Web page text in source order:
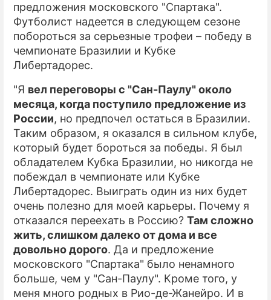
СЕРИАЛЫ
ИГРЫ
О ПРОЕКТЕ
предложения московского "Спартака".
Футболист надеется в следующем сезоне
побороться за серьезные трофеи – победу в
чемпионате Бразилии и Кубке
Либертадорес.
"Я вел переговоры с "Сан-Паулу" около
месяца, когда поступило предложение из
России, но предпочел остаться в Бразилии.
Таким образом, я оказался в сильном клубе,
который будет бороться за победы. Я был
обладателем Кубка Бразилии, но никогда не
побеждал в чемпионате или Кубке
Либертадорес. Выиграть один из них будет
очень полезно для моей карьеры. Почему я
отказался переехать в Россию? Там сложно
жить, слишком далеко от дома и все
довольно дорого. Да и предложение
московского "Спартака" было ненамного
больше, чем у "Сан-Паулу". Кроме того, у
меня много родных в Рио-де-Жанейро. И в